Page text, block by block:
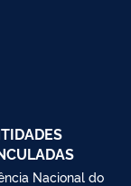
Nacional do